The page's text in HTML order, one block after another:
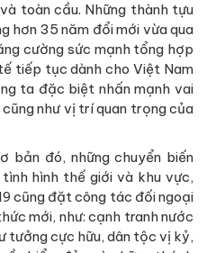
toàn cầu. Những thành tựu
hơn 35 năm đổi mới vừa qua
cường sức mạnh tổng hợp
tiếp tục dành cho Việt Nam
ta đặc biệt nhấn mạnh vai
như vị trí quan trọng của
bản đó, những chuyển biến
hình thế giới và khu vực,
cũng đặt công tác đối ngoại
mới, như: cạnh tranh nước
tưởng cực hữu, dân tộc vị kỷ,